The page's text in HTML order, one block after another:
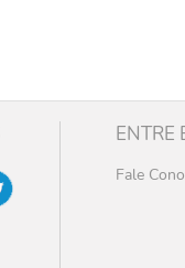
ENTRE
Fale